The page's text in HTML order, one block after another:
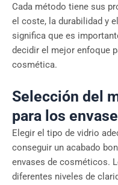
Cada método tiene sus
el coste, la durabilidad y
significa que es
decidir el mejor enfoque
cosmética.
Selección del
para los
Elegir el tipo de vidrio
conseguir un acabado
envases de cosméticos.
diferentes niveles de